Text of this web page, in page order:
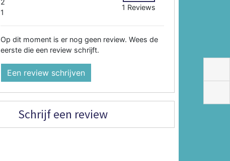
1
1 Reviews
Op dit moment is er nog geen review. Wees de
eerste die een review schrijft.
Een review schrijven
Schrijf een review